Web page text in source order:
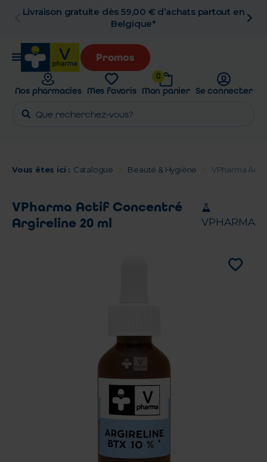
Livraison gratuite dès 59,00 € d’achats partout en
Belgique*
Promos
Nos pharmacies Mes favoris
0
Mon panier Se connecter
Vous êtes ici : Catalogue Beauté & Hygiène VPharma
VPharma Actif Concentré
Argireline 20 ml
VPHARMA